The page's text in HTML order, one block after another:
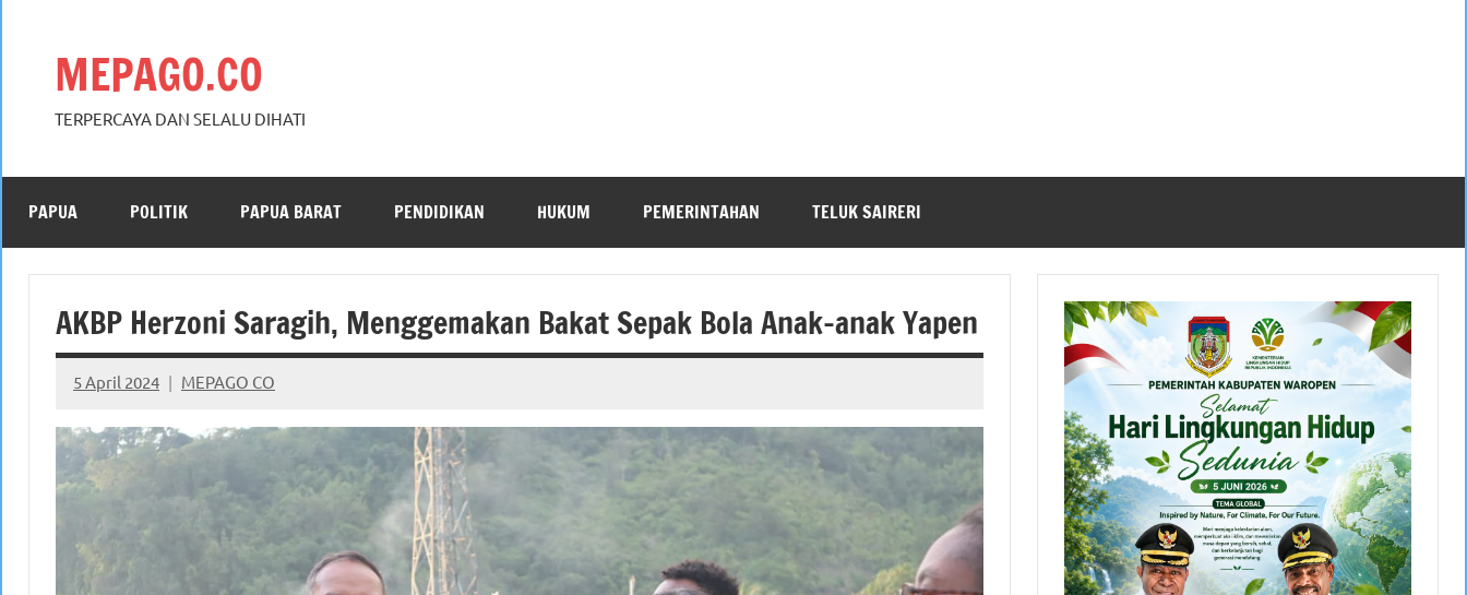
MEPAGO.CO
TERPERCAYA DAN SELALU DIHATI
PAPUA POLITIK PAPUA BARAT PENDIDIKAN HUKUM PEMERINTAHAN TELUK SAIRERI
AKBP Herzoni Saragih, Menggemakan Bakat Sepak Bola Anak-anak Yapen
5 April 2024 MEPAGO CO
No
comments